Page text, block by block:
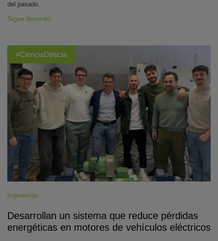
del pasado.
Sigue leyendo
#CienciaDirecta
Ingenierías
Desarrollan un sistema que reduce pérdidas
energéticas en motores de vehículos eléctricos